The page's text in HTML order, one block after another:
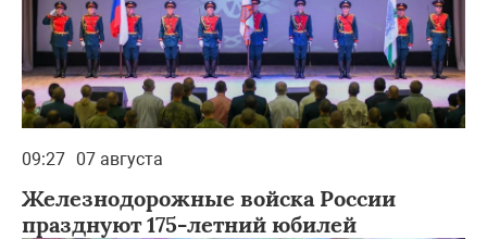
09:27 07 августа
Железнодорожные войска России
празднуют 175-летний юбилей